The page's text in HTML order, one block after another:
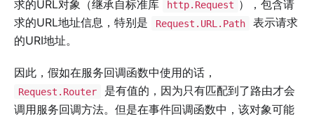
求的URL对象（继承自标准库
http.Request ），包含请
求的URL地址信息，特别是
Request.URL.Path
表示请求
的URI地址。
因此，假如在服务回调函数中使用的话，
Request.Router
是有值的，因为只有匹配到了路由才会
调用服务回调方法。但是在事件回调函数中，该对象可能